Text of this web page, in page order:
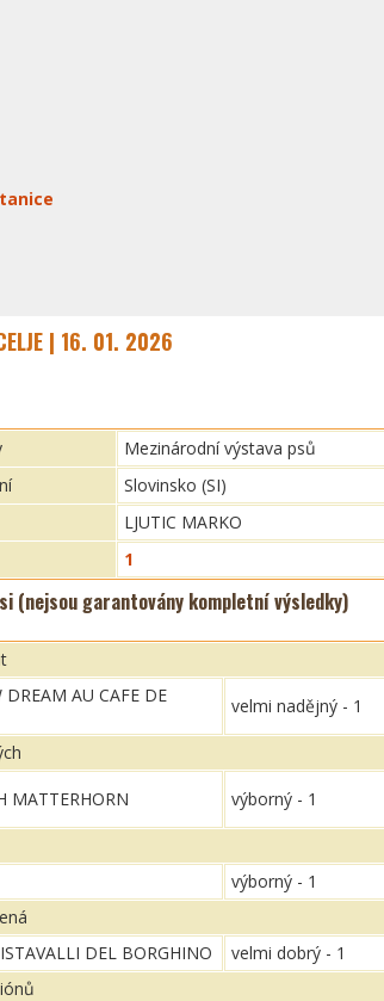
| 16. 01. 2026
Mezinárodní výstava psů
Slovinsko (SI)
LJUTIC MARKO
1
(nejsou garantovány kompletní výsledky)
DREAM AU CAFE DE
velmi nadějný - 1
MATTERHORN výborný - 1
výborný - 1
DEL BORGHINO
velmi dobrý - 1